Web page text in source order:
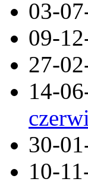
03-
09-
27-
14-
30-
10-